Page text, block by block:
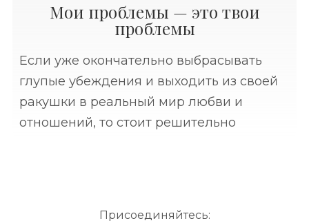
Мои проблемы — это твои
проблемы
Если уже окончательно выбрасывать
глупые убеждения и выходить из своей
ракушки в реальный мир любви и
отношений, то стоит решительно
Присоединяйтесь: